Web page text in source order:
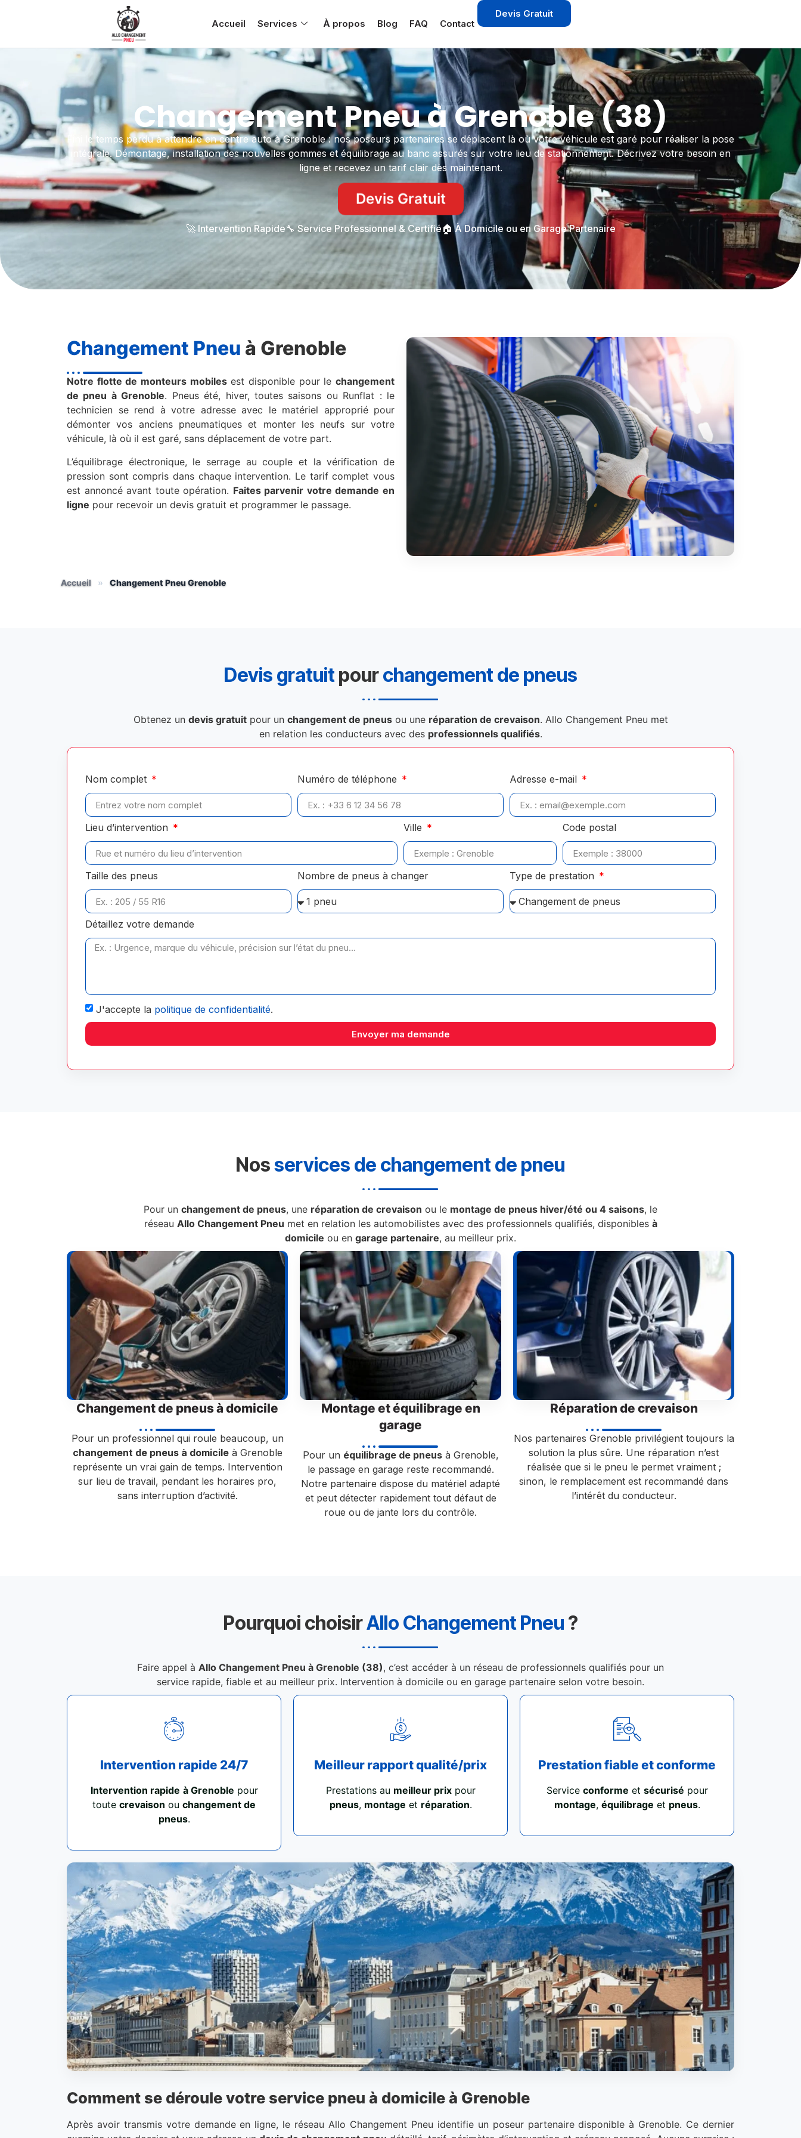
Accueil Services À propos Blog FAQ Contact
Devis Gratuit
Changement Pneu à Grenoble (38)
Fini le temps perdu à attendre en centre auto à Grenoble : nos poseurs partenaires se déplacent là où votre véhicule est garé pour réaliser la pose
intégrale. Démontage, installation des nouvelles gommes et équilibrage au banc assurés sur votre lieu de stationnement. Décrivez votre besoin en
ligne et recevez un tarif clair dès maintenant.
Devis Gratuit
🚀 Intervention Rapide🔧 Service Professionnel & Certifié🏠 À Domicile ou en Garage Partenaire
Changement Pneu à Grenoble
Notre flotte de monteurs mobilesest disponible pour lechangement
de pneu à Grenoble. Pneus été, hiver, toutes saisons ou Runflat : le
technicien se rend à votre adresse avec le matériel approprié pour
démonter vos anciens pneumatiques et monter les neufs sur votre
véhicule, là où il est garé, sans déplacement de votre part.
L’équilibrage électronique, le serrage au couple et la vérification de
pression sont compris dans chaque intervention. Le tarif complet vous
est annoncé avant toute opération. Faites parvenir votre demande en
ligne pour recevoir un devis gratuit et programmer le passage.
Accueil » Changement Pneu Grenoble
Devis gratuitpourchangement de pneus
Obtenez un devis gratuitpour un changement de pneusou une réparation de crevaison. Allo Changement Pneu met
en relation les conducteurs avec des professionnels qualifiés.
Nom complet Numéro de téléphone Adresse e-mail
Lieu d’intervention Ville Code postal
Taille des pneus Nombre de pneus à changer Type de prestation
Détaillez votre demande
J'accepte la politique de confidentialité.
Envoyer ma demande
Nosservices de changement de pneu
Pour un changement de pneus, une réparation de crevaison ou le montage de pneus hiver/été ou 4 saisons, le
réseau Allo Changement Pneu met en relation les automobilistes avec des professionnels qualifiés, disponibles à
domicile ou en garage partenaire, au meilleur prix.
Changement de pneus à domicile
Pour un professionnel qui roule beaucoup, un
changement de pneus à domicileà Grenoble
représente un vrai gain de temps. Intervention
sur lieu de travail, pendant les horaires pro,
sans interruption d’activité.
Montage et équilibrage en
garage
Pour un équilibrage de pneusà Grenoble,
le passage en garage reste recommandé.
Notre partenaire dispose du matériel adapté
et peut détecter rapidement tout défaut de
roue ou de jante lors du contrôle.
Réparation de crevaison
Nos partenaires Grenoble privilégient toujours la
solution la plus sûre. Une réparation n’est
réalisée que si le pneu le permet vraiment ;
sinon, le remplacement est recommandé dans
l’intérêt du conducteur.
Pourquoi choisirAllo Changement Pneu ?
Faire appel à Allo Changement Pneu à Grenoble (38), c’est accéder à un réseau de professionnels qualifiés pour un
service rapide, fiable et au meilleur prix. Intervention à domicile ou en garage partenaire selon votre besoin.
Intervention rapide 24/7
Intervention rapide à Grenoble pour
toute crevaison ou changement de
pneus.
Meilleur rapport qualité/prix
Prestations au meilleur prixpour
pneus, montage et réparation.
Prestation fiable et conforme
Service conforme et sécurisé pour
montage, équilibrage et pneus.
Comment se déroule votre service pneu à domicile à Grenoble
Après avoir transmis votre demande en ligne, le réseau Allo Changement Pneu identifie un poseur partenaire disponible à Grenoble. Ce dernier